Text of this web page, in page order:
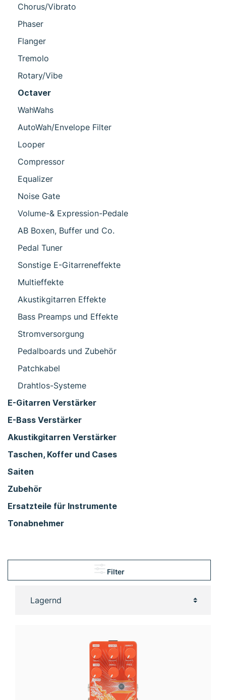
Chorus/Vibrato
Phaser
Flanger
Tremolo
Rotary/Vibe
Octaver
WahWahs
AutoWah/Envelope Filter
Looper
Compressor
Equalizer
Noise Gate
Volume-& Expression-Pedale
AB Boxen, Buffer und Co.
Pedal Tuner
Sonstige E-Gitarreneffekte
Multieffekte
Akustikgitarren Effekte
Bass Preamps und Effekte
Stromversorgung
Pedalboards und Zubehör
Patchkabel
Drahtlos-Systeme
E-Gitarren Verstärker
E-Bass Verstärker
Akustikgitarren Verstärker
Taschen, Koffer und Cases
Saiten
Zubehör
Ersatzteile für Instrumente
Tonabnehmer
Filter